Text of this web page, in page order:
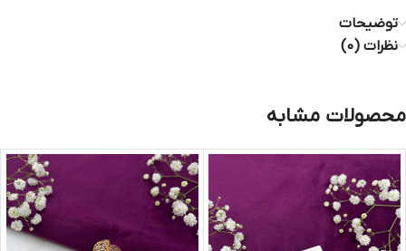
توضیحات
نظرات (0)
محصولات مشابه